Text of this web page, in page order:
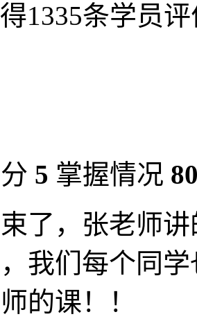
1335条学员
5 掌握情况
了，张老师
我们每个同
的课！！